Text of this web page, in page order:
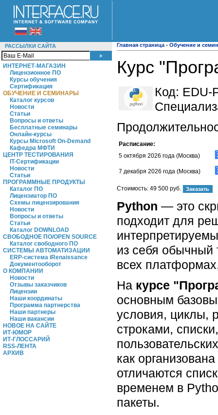
РАССЫЛКИ САЙТА
ИНТЕРНЕТ-МАГАЗИН
Лицензионное ПО
Курсы обучения
Сертификация
ОБУЧЕНИЕ И СЕМИНАРЫ
Каталог курсов
Новости
Статьи
Вопросы и ответы
Бесплатные семинары
Онлайн-курсы
Курсы Microsoft On-Demand
Кафедра МФТИ
ЦЕНТР ТЕСТИРОВАНИЯ
IT-Сертификации
Новости
Статьи
ПРОГРАММНЫЕ ПРОДУКТЫ
Каталог ПО
Лицензиатор ПО
Схемы лицензирования
Новости
Вопросы и ответы
Статьи
Каталог DOWNLOAD
СВОБОДНОЕ ПО/OPEN SOURCE
Каталог свободного ПО
СИСТЕМЫ АВТОМАТИЗАЦИИ
ERP-система iRenaissance
Документооборот
О КОМПАНИИ
Новости
Отзывы заказчиков
Лицензии
Наши координаты
Программа партнерства
Наши партнеры
Наши вакансии
НОВОЕ НА САЙТЕ
ИТ-ЮМОР
ИТ-ГЛОССАРИЙ
RSS-ЛЕНТА
АРХИВ
Главная страница - Обучение и
Курс
Код: EDU-
Расписание:
5 октября 2026 года (Москва)
7 декабря 2026 года (Москва)
Стоимость: 49 500 руб.
Python — это
подходит для
из себя обычный
всех
На курсе
основным
условия, циклы,
строками,
как
отличаются
временем в
пакеты.